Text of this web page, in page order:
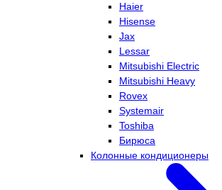
Haier
Hisense
Jax
Lessar
Mitsubishi Electric
Mitsubishi Heavy
Rovex
Systemair
Toshiba
Бирюса
Колонные кондиционеры